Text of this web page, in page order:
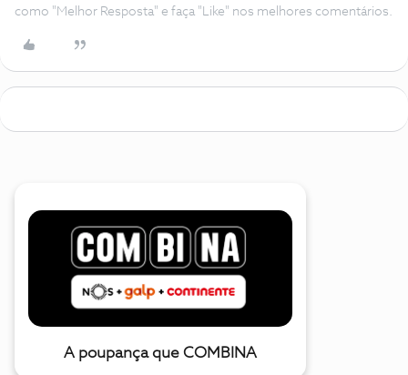
como "Melhor Resposta" e faça "Like" nos melhores comentários.
A poupança que COMBINA